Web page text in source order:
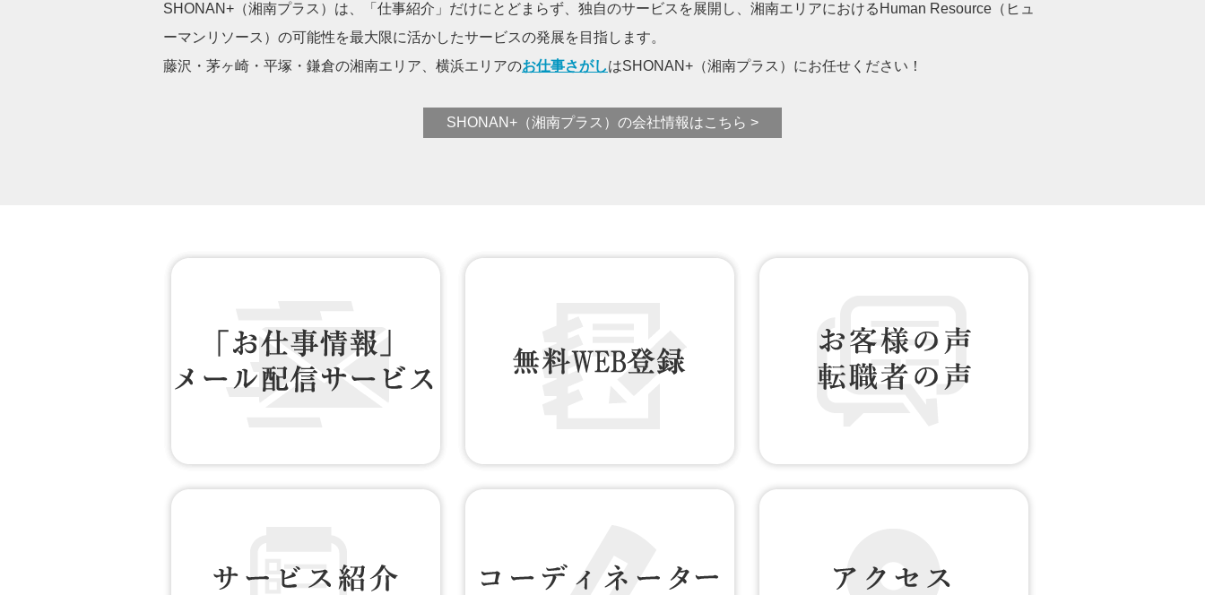
SHONAN+（湘南プラス）は、「仕事紹介」だけにとどまらず、独自のサービスを展開し、湘南エリアにおけるHuman Resource（ヒュ
ーマンリソース）の可能性を最大限に活かしたサービスの発展を目指します。
藤沢・茅ヶ崎・平塚・鎌倉の湘南エリア、横浜エリアのお仕事さがしはSHONAN+（湘南プラス）にお任せください！
SHONAN+（湘南プラス）の会社情報はこちら >
お仕事情報 配信登録 無料WEB登録 お客様の声 転職者の声